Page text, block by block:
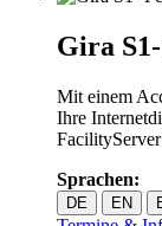
Gira
Mit einem
Ihre
Sprachen:
DE EN